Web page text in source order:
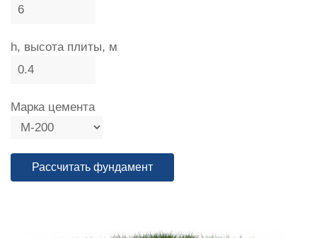
h, высота плиты, м
Марка цемента